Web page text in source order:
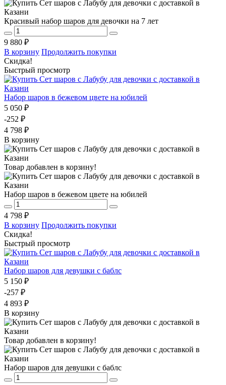
Красивый набор шаров для девочки на 7 лет
9 880 ₽
В корзину Продолжить покупки
Скидка!
Быстрый просмотр
Набор шаров в бежевом цвете на юбилей
5 050 ₽
-252 ₽
4 798 ₽
В корзину
Товар добавлен в корзину!
Набор шаров в бежевом цвете на юбилей
4 798 ₽
В корзину Продолжить покупки
Скидка!
Быстрый просмотр
Набор шаров для девушки с баблс
5 150 ₽
-257 ₽
4 893 ₽
В корзину
Товар добавлен в корзину!
Набор шаров для девушки с баблс